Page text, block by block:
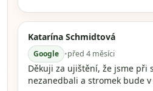
Katarína Schmidtová
Google •před 4 měsíci
Děkuji za ujištění, že jsme při
nezanedbali a stromek bude